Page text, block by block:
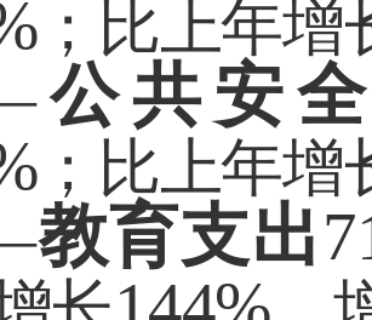
；比上年增
公共安
；比上年增
教育支出